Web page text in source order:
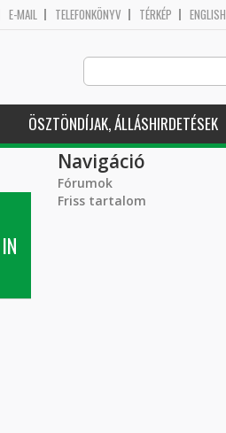
E-MAIL TELEFONKÖNYV TÉRKÉP ENGLISH
ÖSZTÖNDÍJAK, ÁLLÁSHIRDETÉSEK
Navigáció
Fórumok
Friss tartalom